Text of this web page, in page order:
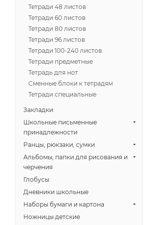
Тетради 48 листов
Тетради 60 листов
Тетради 80 листов
Тетради 96 листов
Тетради 100-240 листов
Тетради предметные
Тетрадь для нот
Сменные блоки к тетрадям
Тетради специальные
Закладки
Школьные письменные
принадлежности
Ранцы, рюкзаки, сумки
Альбомы, папки для рисования и
черчения
Глобусы
Дневники школьные
Наборы бумаги и картона
Ножницы детские